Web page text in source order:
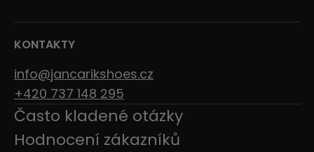
KONTAKTY
info@jancarikshoes.cz
+420 737 148 295
Často kladené otázky
Hodnocení zákazníků